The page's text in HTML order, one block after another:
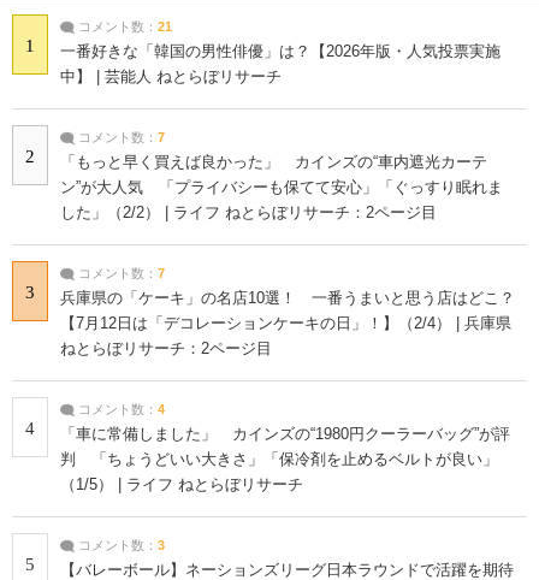
1
コメント数： 21
一番好きな「韓国の男性俳優」は？【2026年版・人気投票実施
中】 | 芸能人 ねとらぼリサーチ
2
コメント数： 7
「もっと早く買えば良かった」 カインズの“車内遮光カーテ
ン”が大人気 「プライバシーも保てて安心」「ぐっすり眠れま
した」（2/2） | ライフ ねとらぼリサーチ：2ページ目
3
コメント数： 7
兵庫県の「ケーキ」の名店10選！ 一番うまいと思う店はどこ？
【7月12日は「デコレーションケーキの日」！】（2/4） | 兵庫県
ねとらぼリサーチ：2ページ目
4
コメント数： 4
「車に常備しました」 カインズの“1980円クーラーバッグ”が評
判 「ちょうどいい大きさ」「保冷剤を止めるベルトが良い」
（1/5） | ライフ ねとらぼリサーチ
5
コメント数： 3
【バレーボール】ネーションズリーグ日本ラウンドで活躍を期待